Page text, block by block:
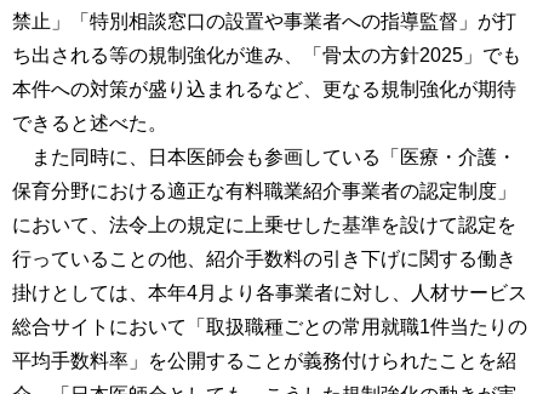
禁止」「特別相談窓口の設置や事業者への指導監督」が打
ち出される等の規制強化が進み、「骨太の方針2025」でも
本件への対策が盛り込まれるなど、更なる規制強化が期待
できると述べた。
また同時に、日本医師会も参画している「医療・介護・
保育分野における適正な有料職業紹介事業者の認定制度」
において、法令上の規定に上乗せした基準を設けて認定を
行っていることの他、紹介手数料の引き下げに関する働き
掛けとしては、本年4月より各事業者に対し、人材サービス
総合サイトにおいて「取扱職種ごとの常用就職1件当たりの
平均手数料率」を公開することが義務付けられたことを紹